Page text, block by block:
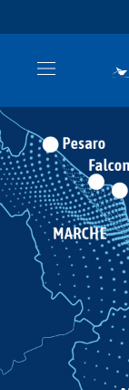
Salta al contenuto